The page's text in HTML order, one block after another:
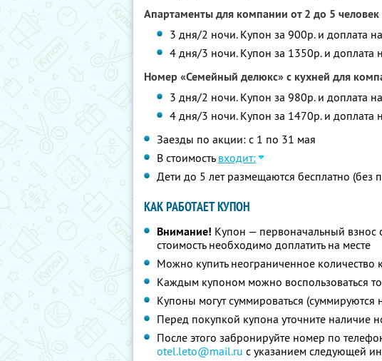
Апартаменты для компании от 2 до 5 человек
3 дня/2 ночи. Купон за 900р. и доплата
4 дня/3 ночи. Купон за 1350р. и доплата
Номер «Семейный делюкс» с кухней для
3 дня/2 ночи. Купон за 980р. и доплата
4 дня/3 ночи. Купон за 1470р. и доплата
Заезды по акции: с 1 по 31 мая
В стоимость входит:
Дети до 5 лет размещаются бесплатно (без
КАК РАБОТАЕТ КУПОН
Внимание! Купон — первоначальный взнос
стоимость необходимо доплатить на месте
Можно купить неограниченное количество
Каждым купоном можно воспользоваться
Купоны могут суммироваться (суммируются
Перед покупкой купона уточните наличие
После этого забронируйте номер по
otel.leto@mail.ru с указанием следующей